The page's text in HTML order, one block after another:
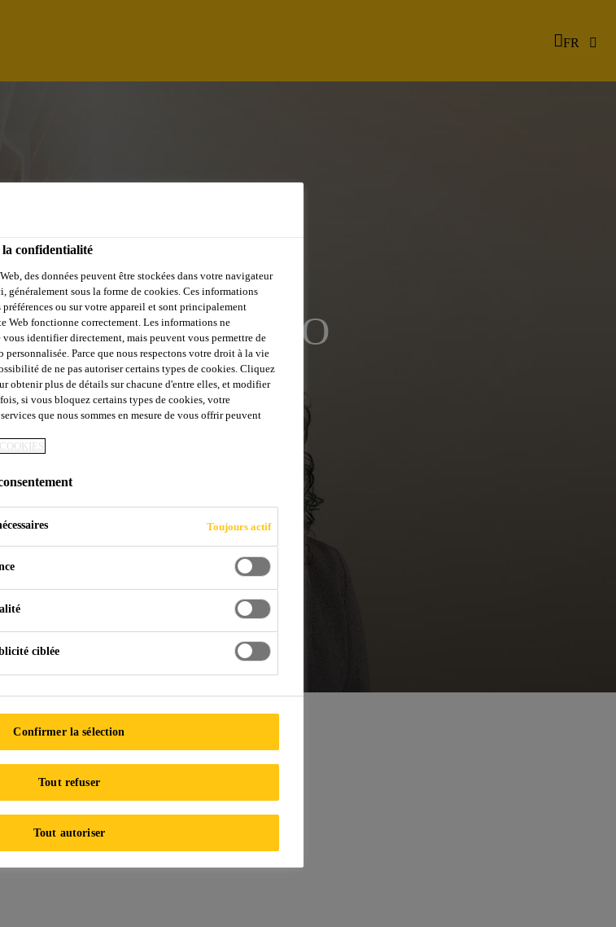
FR
el rol
la confidentialité
des données peuvent être stockées dans votre navigateur
généralement sous la forme de cookies. Ces informations
ou sur votre appareil et sont principalement
Web fonctionne correctement. Les informations ne
vous identifier directement, mais peuvent vous permettre de
personnalisée. Parce que nous respectons votre droit à la vie
de ne pas autoriser certains types de cookies. Cliquez
obtenir plus de détails sur chacune d'entre elles, et modifier
si vous bloquez certains types de cookies, votre
que nous sommes en mesure de vous offrir peuvent
Toujours actif
ciblée
Confirmer la sélection
Tout refuser
Tout autoriser